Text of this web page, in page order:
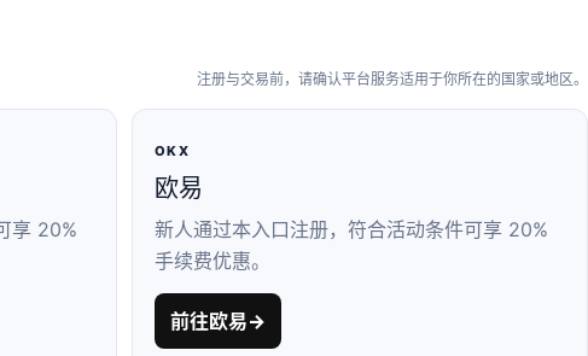
注册与交易前，请确认平台服务适用于你所在的国家或地区。
享 20%
OKX
欧易
新人通过本入口注册，符合活动条件可享 20%
手续费优惠。
前往欧易→